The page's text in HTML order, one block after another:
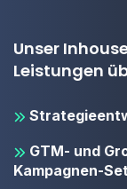
Unser
Leistungen
GTM‑ und